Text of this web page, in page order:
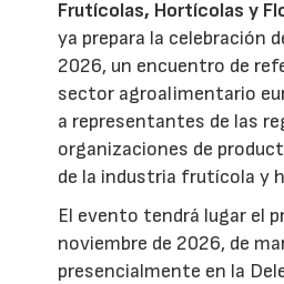
Frutícolas, Hortícolas y
ya prepara la celebración
2026, un encuentro de
sector agroalimentario
a representantes de las
organizaciones de
de la industria frutícola y
El evento tendrá lugar el
noviembre de 2026, de
presencialmente en la